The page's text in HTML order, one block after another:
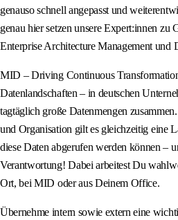
genauso schnell angepasst und
genau hier setzen unsere Expert:innen zu
Enterprise Architecture Management und
MID – Driving Continuous
Datenlandschaften – in deutschen
tagtäglich große Datenmengen
und Organisation gilt es gleichzeitig eine
diese Daten abgerufen werden können –
Verantwortung! Dabei arbeitest Du
Ort, bei MID oder aus Deinem Office.
Übernehme intern sowie extern eine